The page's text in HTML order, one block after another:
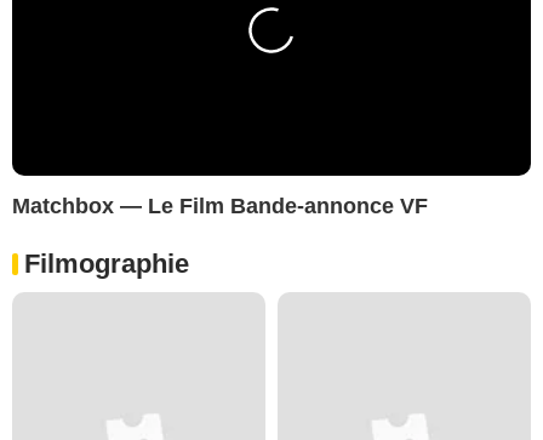
Matchbox — Le Film Bande-annonce VF
Filmographie